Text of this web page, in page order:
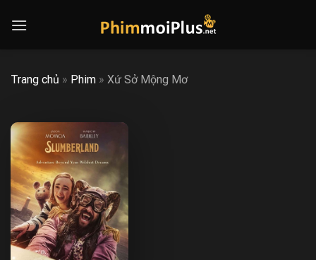
Trang chủ » Phim » Xứ Sở Mộng Mơ